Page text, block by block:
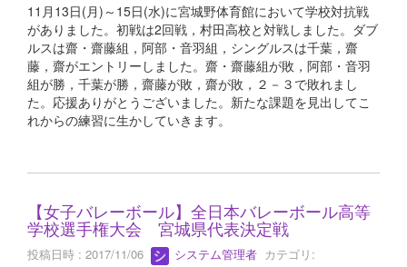
11月13日(月)～15日(水)に宮城野体育館において学校対抗戦
がありました。初戦は2回戦，村田高校と対戦しました。ダブ
ルスは齋・齋藤組，阿部・音羽組，シングルスは千葉，齋
藤，齋がエントリーしました。齋・齋藤組が敗，阿部・音羽
組が勝，千葉が勝，齋藤が敗，齋が敗，２－３で敗れまし
た。応援ありがとうございました。新たな課題を見出してこ
れからの練習に生かしていきます。
【女子バレーボール】全日本バレーボール高等
学校選手権大会 宮城県代表決定戦
投稿日時 : 2017/11/06 システム管理者 カテゴリ: